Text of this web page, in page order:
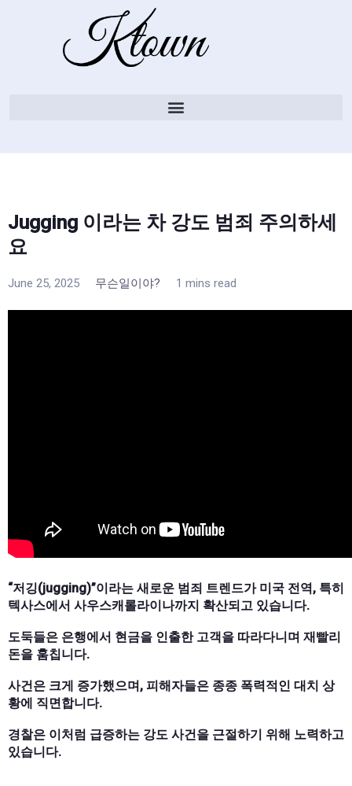
Jugging 이라는 차 강도 범죄 주의하세
요
June 25, 2025 무슨일이야? 1 mins read
“저깅(jugging)”이라는 새로운 범죄 트렌드가 미국 전역, 특히
텍사스에서 사우스캐롤라이나까지 확산되고 있습니다.
도둑들은 은행에서 현금을 인출한 고객을 따라다니며 재빨리
돈을 훔칩니다.
사건은 크게 증가했으며, 피해자들은 종종 폭력적인 대치 상
황에 직면합니다.
경찰은 이처럼 급증하는 강도 사건을 근절하기 위해 노력하고
있습니다.